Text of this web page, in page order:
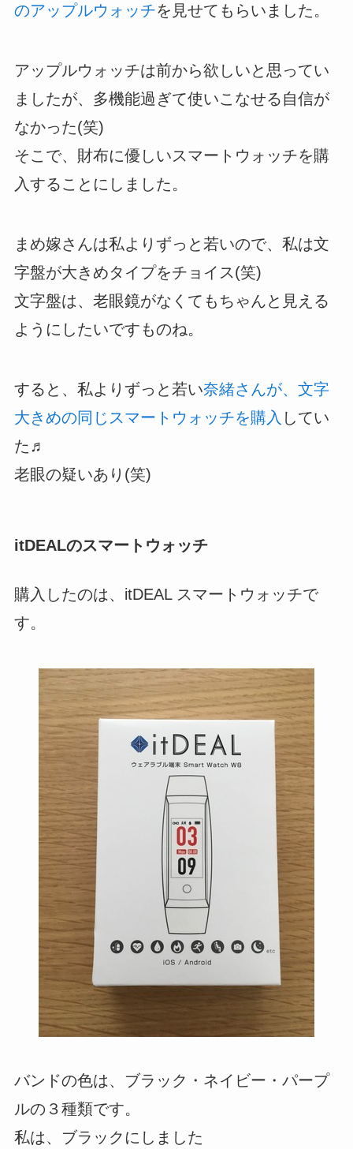
のアップルウォッチを見せてもらいました。
アップルウォッチは前から欲しいと思ってい
ましたが、多機能過ぎて使いこなせる自信が
なかった(笑)
そこで、財布に優しいスマートウォッチを購
入することにしました。
まめ嫁さんは私よりずっと若いので、私は文
字盤が大きめタイプをチョイス(笑)
文字盤は、老眼鏡がなくてもちゃんと見える
ようにしたいですものね。
すると、私よりずっと若い奈緒さんが、文字
大きめの同じスマートウォッチを購入 してい
た♬
老眼の疑いあり(笑)
itDEALのスマートウォッチ
購入したのは、itDEAL スマートウォッチで
す。
バンドの色は、ブラック・ネイビー・パープ
ルの３種類です。
私は、ブラックにしました